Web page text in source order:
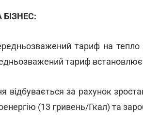
тариф на тепло
тариф
відбувається за рахунок
(13 гривень/Гкал) та